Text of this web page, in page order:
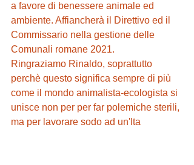
a favore di benessere animale ed
ambiente. Affiancherà il Direttivo ed il
Commissario nella gestione delle
Comunali romane 2021.
Ringraziamo Rinaldo, soprattutto
perchè questo significa sempre di più
come il mondo animalista-ecologista si
unisce non per per far polemiche sterili,
ma per lavorare sodo ad un'Ita